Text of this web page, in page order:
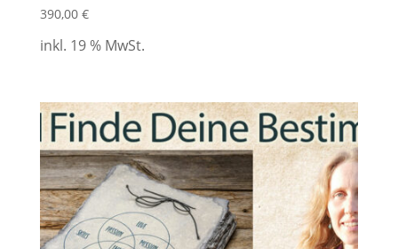
390,00 €
inkl. 19 % MwSt.